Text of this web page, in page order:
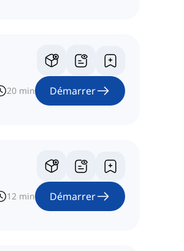
20 min Démarrer
12 min Démarrer